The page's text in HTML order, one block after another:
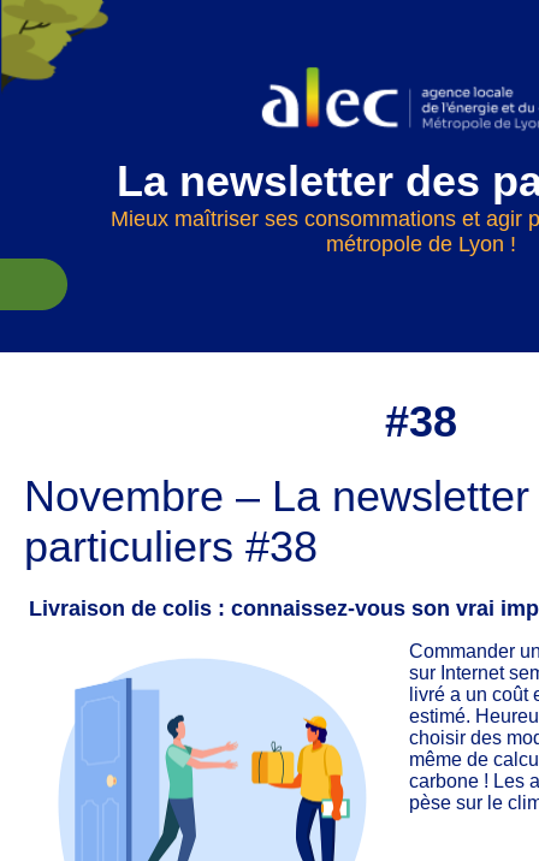
La newsletter des
Mieux maîtriser ses consommations et agir
métropole de Lyon !
#38
Novembre – La
particuliers #38
Livraison de colis : connaissez-vous son vrai
Commander
sur Internet
livré a un coût
estimé.
choisir des
même de
carbone ! Les
pèse sur le